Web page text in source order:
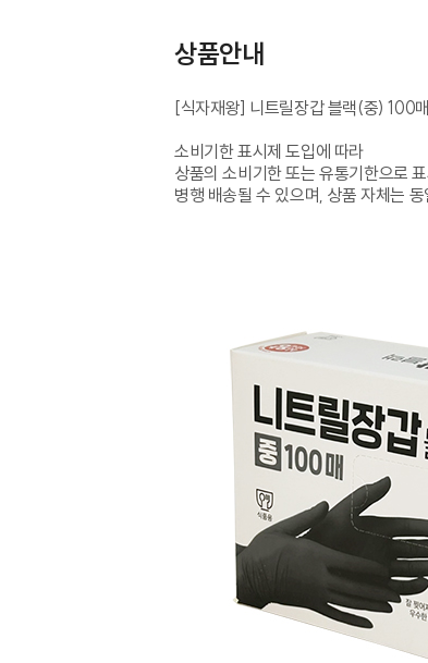
상품안내
[식자재왕] 니트릴장갑 블랙(중) 100
소비기한 표시제 도입에 따라
상품의 소비기한 또는 유통기한으로 표
병행 배송될 수 있으며, 상품 자체는 동